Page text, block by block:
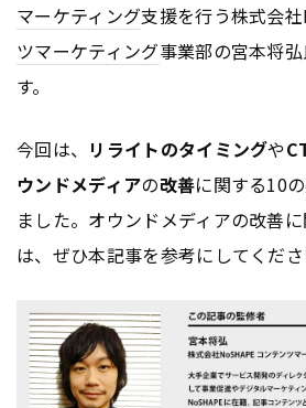
マーケティング支援を行う株式会
ツマーケティング事業部の宮本将
す。
今回は、 リライトのタイミングや
ウンドメディアの改善に関する10
ました。オウンドメディアの改善
は、ぜひ本記事を参考にしてくださ